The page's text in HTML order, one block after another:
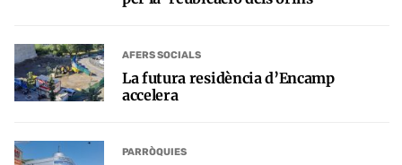
AFERS SOCIALS
La futura residència d’Encamp
accelera
PARRÒQUIES